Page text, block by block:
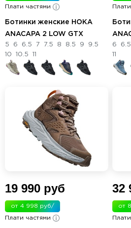
мес.
Плати частями
Ботинки женские HOKA
ANACAPA 2 LOW GTX
5 6 6.5 7 7.5 8 8.5 9
9.5
10
10.5 11
6 6.5
11
19 990 руб
от 4 998 руб/
мес.
Плати частями
32
от